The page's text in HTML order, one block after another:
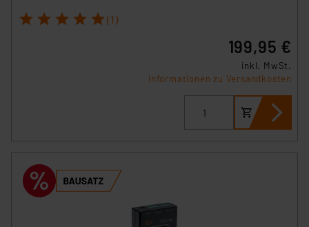
1 2 3 4 5 (1)
199,95 €
inkl. MwSt.
Informationen zu Versandkosten